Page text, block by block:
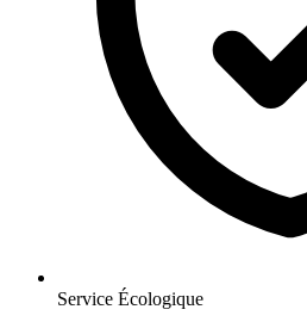
Service Écologique